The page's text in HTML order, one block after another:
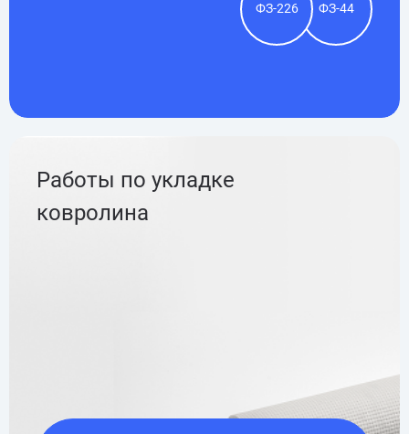
ФЗ-226 ФЗ-44
Работы по укладке
ковролина